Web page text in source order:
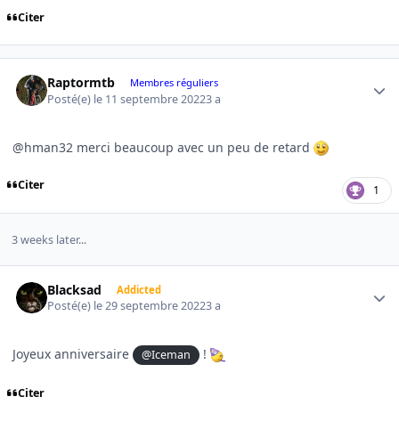
Citer
Raptormtb Membres réguliers
Posté(e) le 11 septembre 20223 a
@hman32 merci beaucoup avec un peu de retard
Citer 1
3 weeks later...
Blacksad Addicted
Posté(e) le 29 septembre 20223 a
Joyeux anniversaire @Iceman !
Citer